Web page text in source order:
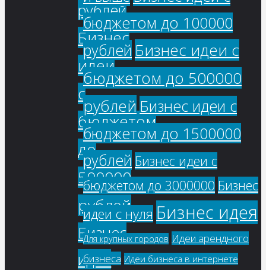
рублей
Бизнес
идеи
с
бюджетом
до
500000
рублей
Бизнес
идеи
бюджетом до 100000
рублей Бизнес идеи с
бюджетом до 500000
рублей Бизнес идеи с
бюджетом до 1500000
рублей Бизнес идеи с
бюджетом до 3000000 Бизнес
идеи с нуля Бизнес идея
Для крупных городов Идеи арендного
бизнеса Идеи бизнеса в интернете